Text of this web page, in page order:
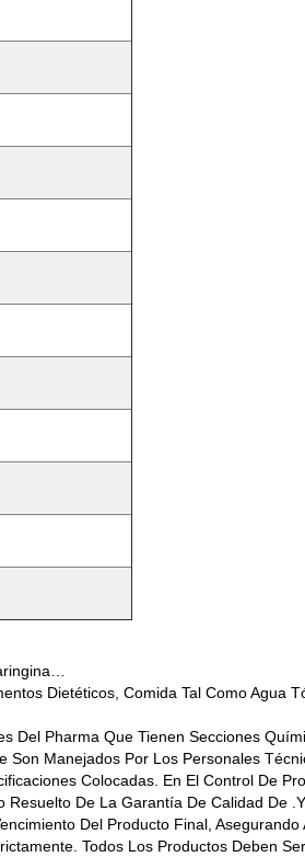
Dietéticos, Comida Tal Como Agua
Pharma Que Tienen Secciones
Manejados Por Los Personales
Colocadas. En El Control De
De La Garantía De Calidad De
Del Producto Final,
Todos Los Productos Deben